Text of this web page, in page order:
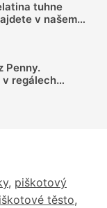
tuhne
v našem
Penny.
v regálech
, piškotový
těsto,